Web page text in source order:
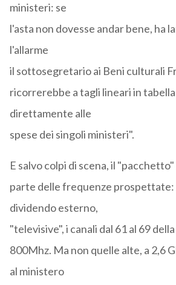
ministeri: se
l'asta non dovesse andar bene, ha
l'allarme
il sottosegretario ai Beni culturali
ricorrerebbe a tagli lineari in tabella
direttamente alle
spese dei singoli ministeri".
E salvo colpi di scena, il
parte delle frequenze prospettate:
dividendo esterno,
"televisive", i canali dal 61 al 69
800Mhz. Ma non quelle alte, a 2,6
al ministero